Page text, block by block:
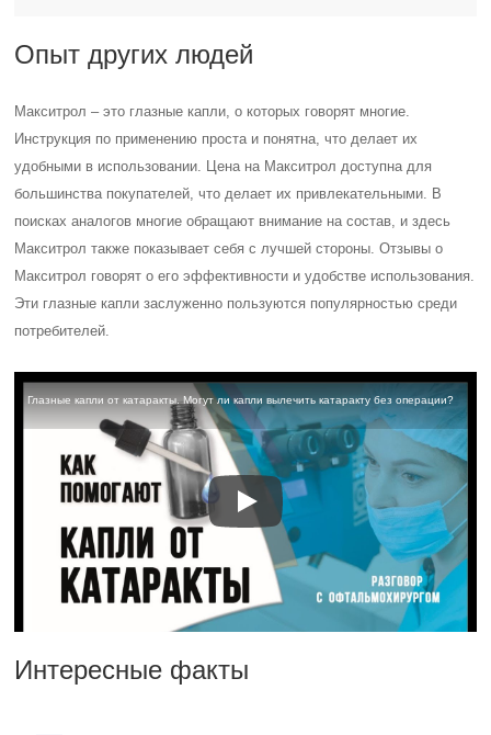
Опыт других людей
Макситрол – это глазные капли, о которых говорят многие.
Инструкция по применению проста и понятна, что делает их
удобными в использовании. Цена на Макситрол доступна для
большинства покупателей, что делает их привлекательными. В
поисках аналогов многие обращают внимание на состав, и здесь
Макситрол также показывает себя с лучшей стороны. Отзывы о
Макситрол говорят о его эффективности и удобстве использования.
Эти глазные капли заслуженно пользуются популярностью среди
потребителей.
Глазные капли от катаракты. Могут ли капли вылечить катаракту без операции?
Интересные факты